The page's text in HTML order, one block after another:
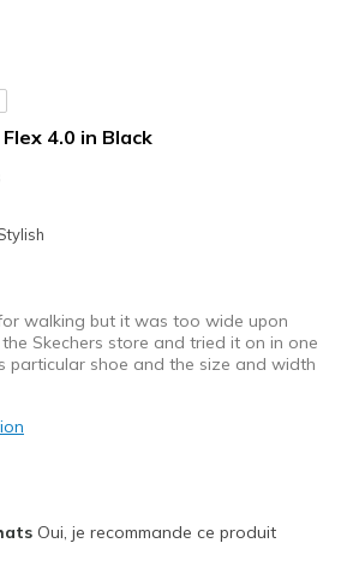
I'm Into Shoes
4.0 in Black
walking but it was too wide upon
Skechers store and tried it on in one
particular shoe and the size and width
Oui, je recommande ce produit